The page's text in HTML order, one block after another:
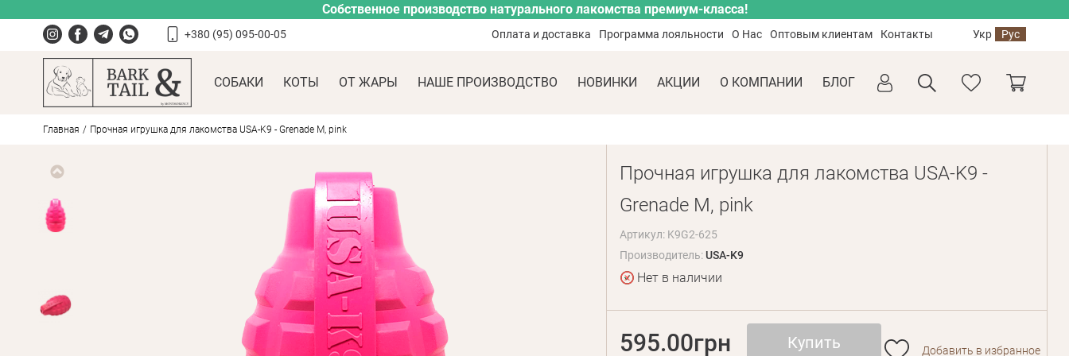
Собственное производство натурального лакомства премиум-класса!
+380 (95) 095-00-05 Оплата и доставка Программа лояльности О Нас Оптовым клиентам Контакты Укр Рус
СОБАКИ КОТЫ ОТ ЖАРЫ НАШЕ ПРОИЗВОДСТВО НОВИНКИ АКЦИИ О КОМПАНИИ БЛОГ
Главная Прочная игрушка для лакомства USA-K9 - Grenade M, pink
Прочная игрушка для лакомства USA-K9 -
Grenade M, pink
Артикул: K9G2-625
Производитель:USA-K9
Нет в наличии
595.00грн Купить Добавить в избранное